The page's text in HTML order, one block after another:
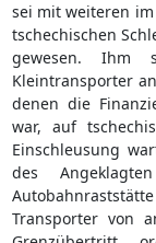
sei mit weiteren
tschechischen
gewesen. Ihm
Kleintransporter
denen die
war, auf
Einschleusung
des
Transporter von